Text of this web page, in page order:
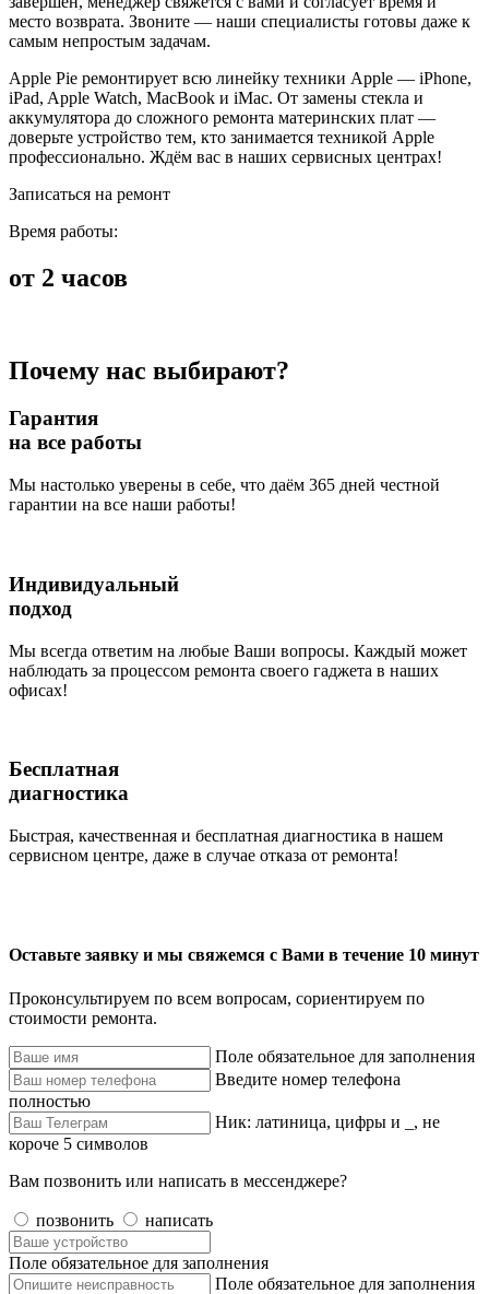
место возврата. Звоните — наши специалисты готовы даже к
самым непростым задачам.
Apple Pie ремонтирует всю линейку техники Apple — iPhone,
iPad, Apple Watch, MacBook и iMac. От замены стекла и
аккумулятора до сложного ремонта материнских плат —
доверьте устройство тем, кто занимается техникой Apple
профессионально. Ждём вас в наших сервисных центрах!
Записаться на ремонт
Время работы:
от 2 часов
Почему нас выбирают?
Гарантия
на все работы
Мы настолько уверены в себе, что даём 365 дней честной
гарантии на все наши работы!
Индивидуальный
подход
Мы всегда ответим на любые Ваши вопросы. Каждый может
наблюдать за процессом ремонта своего гаджета в наших
офисах!
Бесплатная
диагностика
Быстрая, качественная и бесплатная диагностика в нашем
сервисном центре, даже в случае отказа от ремонта!
Оставьте заявку и мы свяжемся с Вами в течение 10 минут
Проконсультируем по всем вопросам, сориентируем по
стоимости ремонта.
Поле обязательное для заполнения
Введите номер телефона
полностью
Ник: латиница, цифры и _, не
короче 5 символов
Вам позвонить или написать в мессенджере?
позвонить написать
Поле обязательное для заполнения
Поле обязательное для заполнения